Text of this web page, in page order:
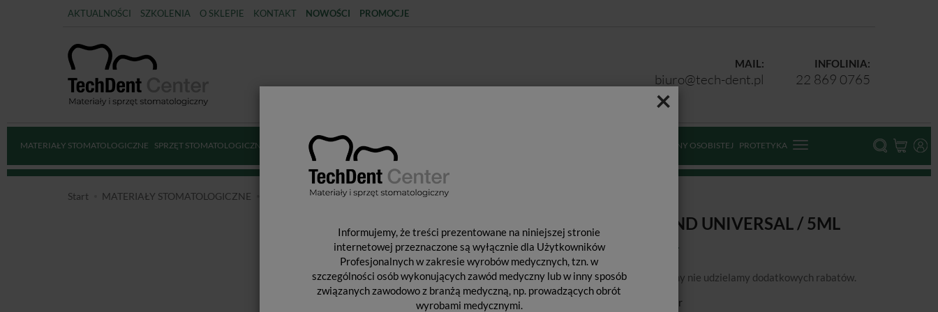
×
Informujemy, że treści prezentowane na niniejszej stronie
internetowej przeznaczone są wyłącznie dla Użytkowników
Profesjonalnych w zakresie wyrobów medycznych, tzn. w
szczególności osób wykonujących zawód medyczny lub w inny sposób
związanych zawodowo z branżą medyczną, np. prowadzących obrót
wyrobami medycznymi.
AKTUALNOŚCI SZKOLENIA O SKLEPIE KONTAKT NOWOŚCI PROMOCJE
INFOLINIA:
22 869 0765
MAIL:
biuro@tech-dent.pl
MATERIAŁY STOMATOLOGICZNE SPRZĘT STOMATOLOGICZNY DEZYNFEKCJA STERYLIZACJA ŚRODKI OCHRONY OSOBISTEJ PROTETYKA
Start MATERIAŁY STOMATOLOGICZNE MATERIAŁY WYPEŁNIAJĄCE I WIĄŻĄCE
OPTIBOND UNIVERSAL / 5ML
Od podanej ceny nie udzielamy dodatkowych rabatów.
Kerr